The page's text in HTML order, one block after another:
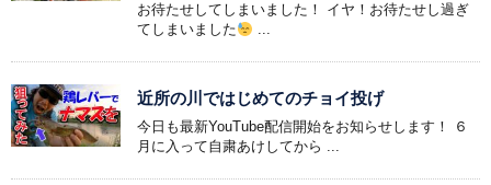
お待たせしてしまいました！ イヤ！お待たせし過ぎ
てしまいました
...
近所の川ではじめてのチョイ投げ
今日も最新YouTube配信開始をお知らせします！ ６
月に入って自粛あけしてから ...